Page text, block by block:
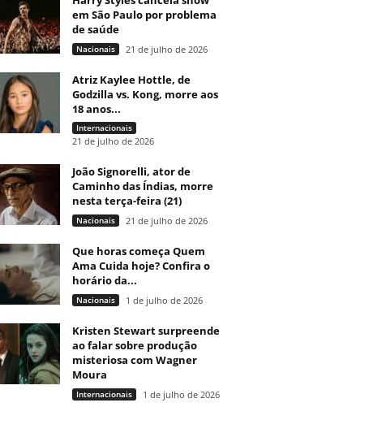
em São Paulo por problema
de saúde
Nacionais 21 de julho de 2026
Atriz Kaylee Hottle, de
Godzilla vs. Kong, morre aos
18 anos...
Internacionais
21 de julho de 2026
João Signorelli, ator de
Caminho das Índias, morre
nesta terça-feira (21)
Nacionais 21 de julho de 2026
Que horas começa Quem
Ama Cuida hoje? Confira o
horário da...
Nacionais 1 de julho de 2026
Kristen Stewart surpreende
ao falar sobre produção
misteriosa com Wagner
Moura
Internacionais 1 de julho de 2026